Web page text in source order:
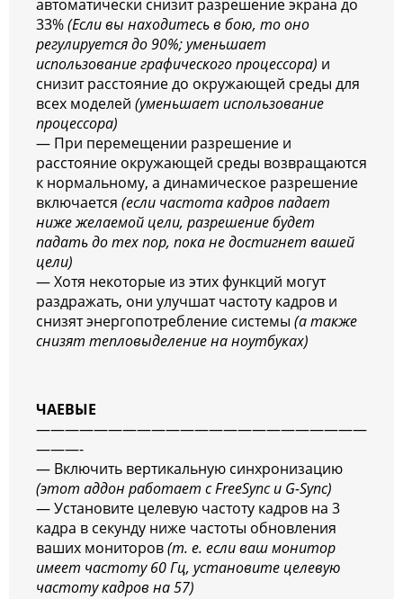
автоматически снизит разрешение экрана до
33%(Если вы находитесь в бою, то оно
регулируется до 90%; уменьшает
использование графического процессора) и
снизит расстояние до окружающей среды для
всех моделей (уменьшает использование
процессора)
— При перемещении разрешение и
расстояние окружающей среды возвращаются
к нормальному, а динамическое разрешение
включается (если частота кадров падает
ниже желаемой цели, разрешение будет
падать до тех пор, пока не достигнет вашей
цели)
— Хотя некоторые из этих функций могут
раздражать, они улучшат частоту кадров и
снизят энергопотребление системы (а также
снизят тепловыделение на ноутбуках)
ЧАЕВЫЕ
———————————————————————
———-
— Включить вертикальную синхронизацию
(этот аддон работает с FreeSync и G-Sync)
— Установите целевую частоту кадров на 3
кадра в секунду ниже частоты обновления
ваших мониторов(т. е. если ваш монитор
имеет частоту 60 Гц, установите целевую
частоту кадров на 57)